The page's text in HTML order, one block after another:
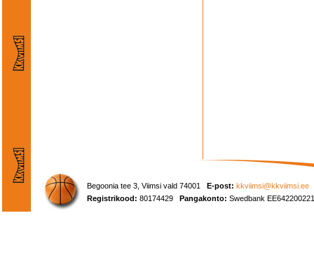
Begoonia tee 3, Viimsi vald 74001 E-post: kkviimsi@kkviimsi.ee
Registrikood: 80174429 Pangakonto: Swedbank